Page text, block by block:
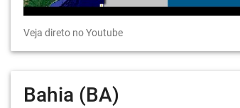
Veja direto no Youtube
Bahia (BA)